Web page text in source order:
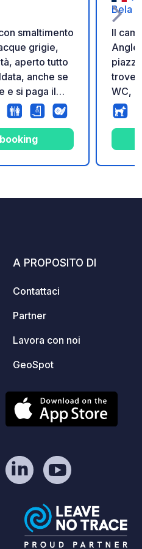
smaltimento
grigie,
aperto tutto
anche se
e si paga il
Bela
Il
WC,
bar/
A PROPOSITO DI
Contattaci
Partner
Lavora con noi
GeoSpot